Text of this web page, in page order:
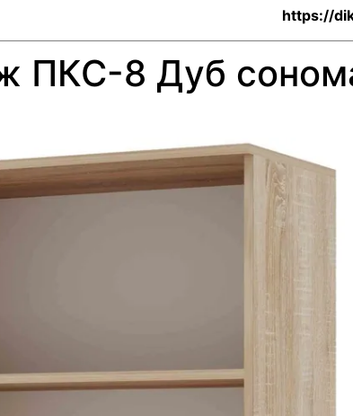
https://
ПКС-8 Дуб